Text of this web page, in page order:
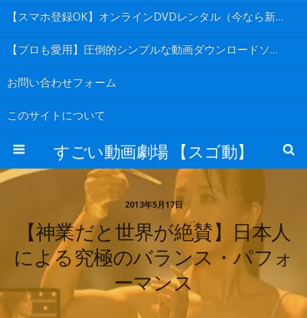
【スマホ登録OK】オンラインDVDレンタル（今なら新作も無料キャンペーン）
【プロも愛用】圧倒的シンプルな動画ダウンロードソフト
お問い合わせフォーム
このサイトについて
すごい動画劇場 【スゴ動】
2013年5月17日
【神業だと世界が絶賛】日本人
による究極のバランス・パフォ
ーマンス